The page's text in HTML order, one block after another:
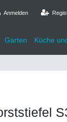
Anmelden
Garten Küche